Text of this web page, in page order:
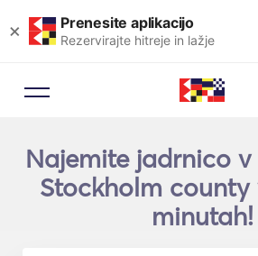
× Prenesite aplikacijo
Rezervirajte hitreje in lažje
Najemite jadrnico v
Stockholm county
minutah!